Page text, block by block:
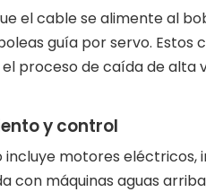
el cable se alimente al
guía por servo.
proceso de caída de alta
y control
incluye motores
con máquinas aguas